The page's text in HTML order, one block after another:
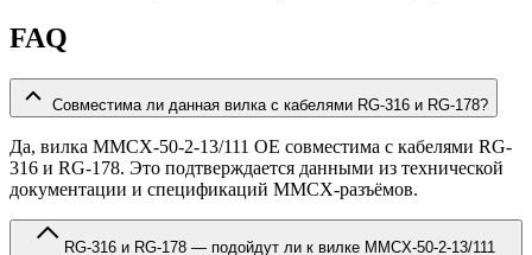
FAQ
Совместима ли данная вилка с кабелями RG-316 и RG-178?
Да, вилка MMCX-50-2-13/111 OE совместима с кабелями RG-
316 и RG-178. Это подтверждается данными из технической
документации и спецификаций MMCX-разъёмов.